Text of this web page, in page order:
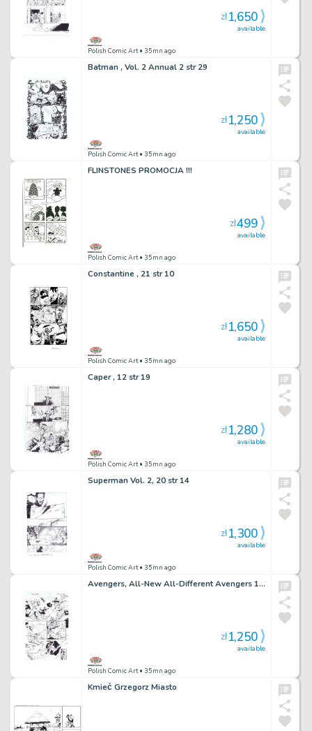
Polish Comic Art• 35mn ago
available
zł1,650
Batman , Vol. 2 Annual 2 str 29
Polish Comic Art• 35mn ago
available
zł1,250
FLINSTONES PROMOCJA !!!
Polish Comic Art• 35mn ago
available
zł499
Constantine , 21 str 10
Polish Comic Art• 35mn ago
available
zł1,650
Caper , 12 str 19
Polish Comic Art• 35mn ago
available
zł1,280
Superman Vol. 2, 20 str 14
Polish Comic Art• 35mn ago
available
zł1,300
Avengers, All-New All-Different Avengers 10 str 10
Polish Comic Art• 35mn ago
available
zł1,250
Kmieć Grzegorz Miasto